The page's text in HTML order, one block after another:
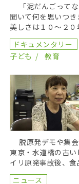
「泥だんごって
聞いて何を思いつき
美しさは１０～２
になり光りが競い
ドキュメンタリー
子ども
教育
脱原発デモや集会
東京・水道橋の古
イリ原発事故後、
に調べる活動から
ニュース